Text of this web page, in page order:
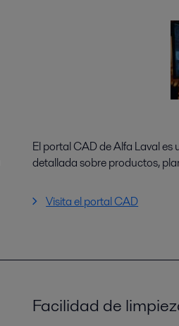
El portal CAD de Alfa Laval
detallada sobre productos,
Visita el portal CAD
Facilidad de